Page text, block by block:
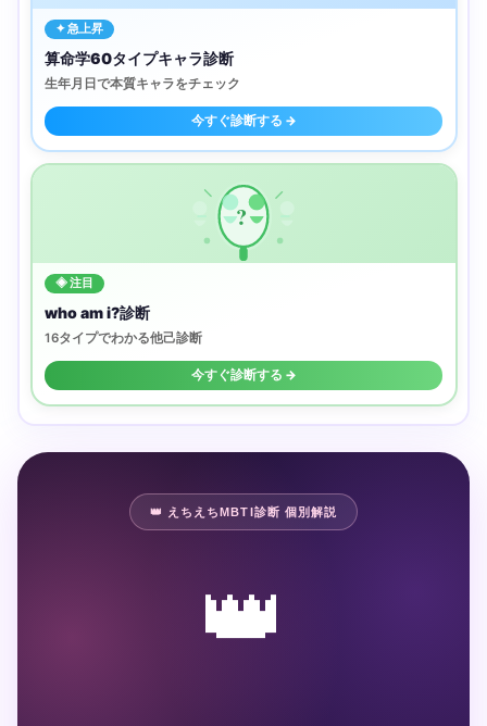
✦ 急上昇
算命学60タイプキャラ診断
生年月日で本質キャラをチェック
今すぐ診断する →
?
◈ 注目
who am i?診断
16タイプでわかる他己診断
今すぐ診断する →
👑 えちえちMBTI診断 個別解説
👑